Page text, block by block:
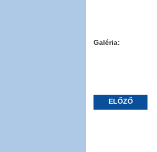
Galéria:
ELŐZŐ